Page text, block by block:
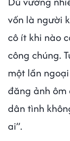
vốn là người
cô ít khi nào
công chúng.
một lần
đăng ảnh
dân tình
ai”.